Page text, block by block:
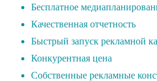
Бесплатное
Качественная отчетность
Быстрый запуск рекламной
Конкурентная цена
Собственные рекламные